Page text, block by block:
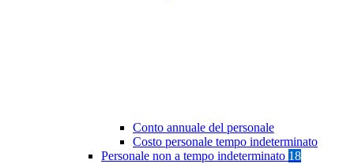
Conto annuale del personale
Costo personale tempo indeterminato
Personale non a tempo indeterminato 18